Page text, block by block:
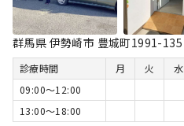
群馬県 伊勢崎市 豊城町1991-135
診療時間 月 火 水
09:00〜12:00
13:00〜18:00